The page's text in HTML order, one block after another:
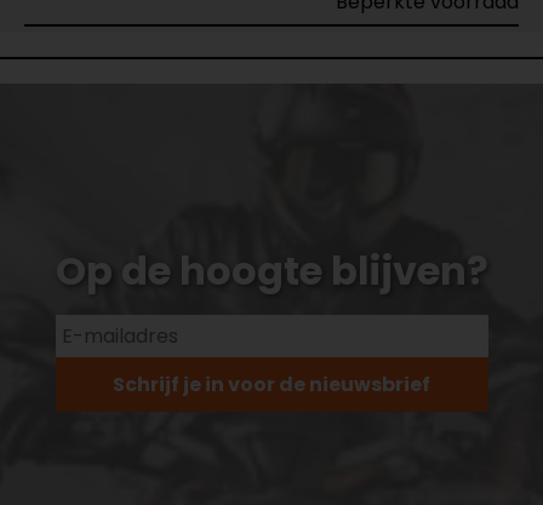
Op de hoogte blijven?
Schrijf je in voor de nieuwsbrief